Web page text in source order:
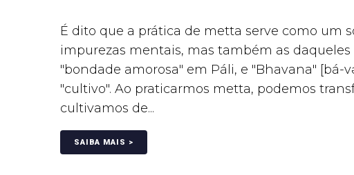
É dito que a prática de metta serve como um
impurezas mentais, mas também as
"bondade amorosa" em Páli, e "Bhavana"
"cultivo". Ao praticarmos metta, podemos
cultivamos de...
SAIBA MAIS >